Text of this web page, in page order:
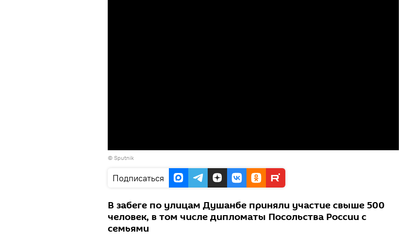
© Sputnik
Подписаться
В забеге по улицам Душанбе приняли участие свыше 500
человек, в том числе дипломаты Посольства России с
семьями